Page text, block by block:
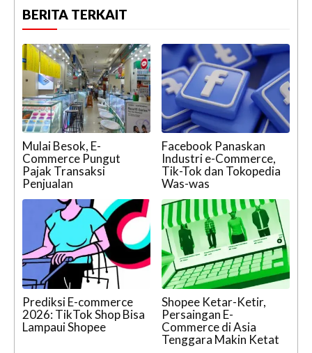
BERITA TERKAIT
Mulai Besok, E-
Commerce Pungut
Pajak Transaksi
Penjualan
Facebook Panaskan
Industri e-Commerce,
Tik-Tok dan Tokopedia
Was-was
Prediksi E-commerce
2026: TikTok Shop Bisa
Lampaui Shopee
Shopee Ketar-Ketir,
Persaingan E-
Commerce di Asia
Tenggara Makin Ketat